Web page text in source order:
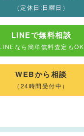
（定休日:日曜日）
LINEで無料相談
なら簡単無料査定もOK
WEBから相談
（24時間受付中）